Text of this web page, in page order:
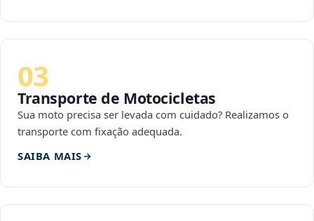
03
Transporte de Motocicletas
Sua moto precisa ser levada com cuidado? Realizamos o
transporte com fixação adequada.
SAIBA MAIS